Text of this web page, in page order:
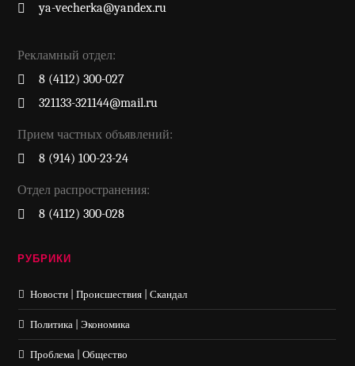
ya-vecherka@yandex.ru
Рекламный отдел:
8 (4112) 300-027
321133-321144@mail.ru
Прием частных объявлений:
8 (914) 100-23-24
Отдел распространения:
8 (4112) 300-028
РУБРИКИ
Новости | Происшествия | Скандал
Политика | Экономика
Проблема | Общество